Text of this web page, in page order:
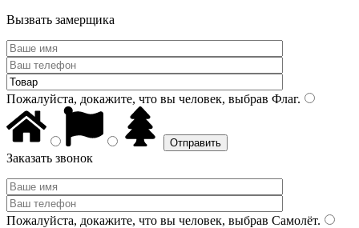
Вызвать замерщика
Пожалуйста, докажите, что вы человек, выбрав Флаг.
Заказать звонок
Пожалуйста, докажите, что вы человек, выбрав Самолёт.